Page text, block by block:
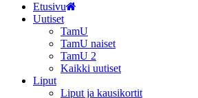
Etusivu
Uutiset
TamU
TamU naiset
TamU 2
Kaikki uutiset
Liput
Liput ja kausikortit